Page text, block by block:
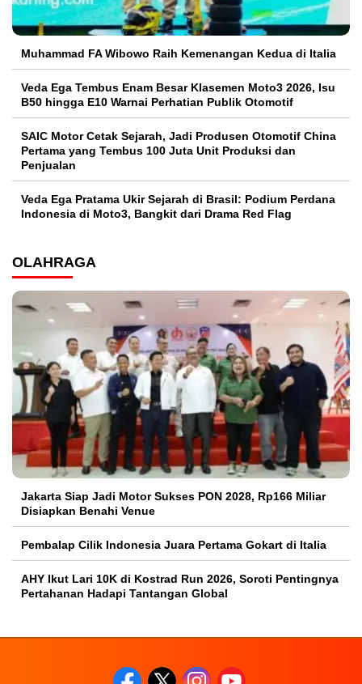
Muhammad FA Wibowo Raih Kemenangan Kedua di Italia
Veda Ega Tembus Enam Besar Klasemen Moto3 2026, Isu
B50 hingga E10 Warnai Perhatian Publik Otomotif
SAIC Motor Cetak Sejarah, Jadi Produsen Otomotif China
Pertama yang Tembus 100 Juta Unit Produksi dan
Penjualan
Veda Ega Pratama Ukir Sejarah di Brasil: Podium Perdana
Indonesia di Moto3, Bangkit dari Drama Red Flag
OLAHRAGA
Jakarta Siap Jadi Motor Sukses PON 2028, Rp166 Miliar
Disiapkan Benahi Venue
Pembalap Cilik Indonesia Juara Pertama Gokart di Italia
AHY Ikut Lari 10K di Kostrad Run 2026, Soroti Pentingnya
Pertahanan Hadapi Tantangan Global